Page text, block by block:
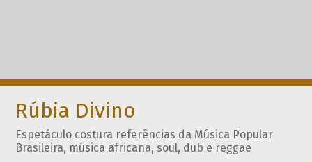
Rúbia Divino
Espetáculo costura referências da Música Popular
Brasileira, música africana, soul, dub e reggae